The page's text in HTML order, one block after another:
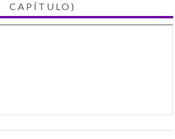
CAPÍTULO)